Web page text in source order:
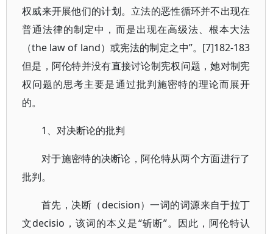
权威来开展他们的计划。立法的恶性循环并不出现在
普通法律的制定中，而是出现在高级法、根本大法
（the law of land）或宪法的制定之中”。[7]182-183
但是，阿伦特并没有直接讨论制宪权问题，她对制宪
权问题的思考主要是通过批判施密特的理论而展开
的。
1、对决断论的批判
对于施密特的决断论，阿伦特从两个方面进行了
批判。
首先，决断（decision）一词的词源来自于拉丁
文decisio，该词的本义是“斩断”。因此，阿伦特认